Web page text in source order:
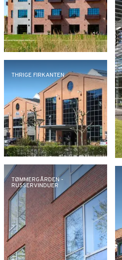
THRIGE FIRKANTEN
TØMMERGÅRDEN -
RUSSERVINDUER